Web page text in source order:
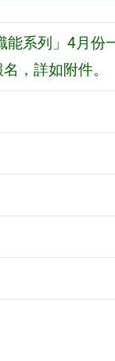
系列」4月份
，詳如附件。